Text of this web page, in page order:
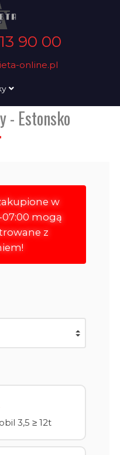
90 00
online.pl
- Estonsko
w
mogą
z
3,5 ≥ 12t